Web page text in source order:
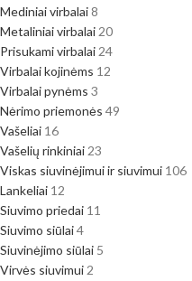
Mediniai virbalai8
Metaliniai virbalai 20
Prisukami virbalai 24
Virbalai kojinėms 12
Virbalai pynėms 3
Nėrimo priemonės 49
Vašeliai 16
Vašelių rinkiniai 23
Viskas siuvinėjimui ir siuvimui 106
Lankeliai 12
Siuvimo priedai 11
Siuvimo siūlai4
Siuvinėjimo siūlai 5
Virvės siuvimui 2